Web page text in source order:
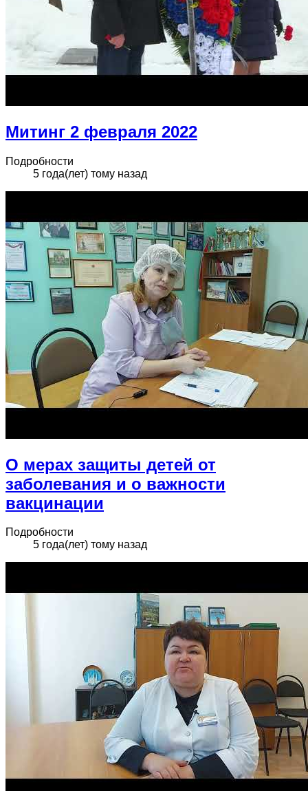
Митинг 2 февраля 2022
Подробности
5 года(лет) тому назад
О мерах защиты детей от
заболевания и о важности
вакцинации
Подробности
5 года(лет) тому назад